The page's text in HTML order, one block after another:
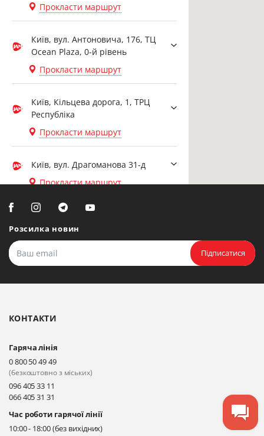
Прокласти маршрут
Київ, вул. Антоновича, 176, ТЦ
Ocean Plaza, 0-й рівень
Прокласти маршрут
Київ, Кільцева дорога, 1, ТРЦ
Республіка
Прокласти маршрут
Київ, вул. Драгоманова 31-д
Прокласти маршрут
Біла Церква, вул. Ярослава
Мудрого, 20, офіс 108
Прокласти маршрут
Київ, вул. Драгоманова 31-д
Прокласти маршрут
Київ, вул. Драгоманова 31-д
Прокласти маршрут
Розсилка новин
Підписатися
КОНТАКТИ
Гаряча лінія
0 800 50 49 49
(безкоштовно з міських)
096 405 33 11
066 405 31 31
Час роботи гарячої лінії
10:00 - 18:00 (без вихідних)